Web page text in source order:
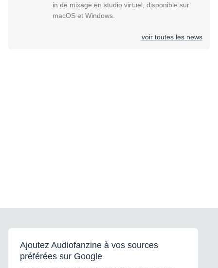
in de mixage en studio virtuel, disponible sur
macOS et Windows.
voir toutes les news
Ajoutez Audiofanzine à vos sources
préférées sur Google